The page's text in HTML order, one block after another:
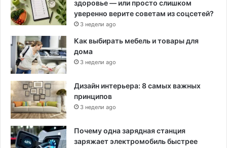
здоровье — или просто слишком
уверенно верите советам из соцсетей?
3 недели ago
Как выбирать мебель и товары для
дома
3 недели ago
Дизайн интерьера: 8 самых важных
принципов
3 недели ago
Почему одна зарядная станция
заряжает электромобиль быстрее